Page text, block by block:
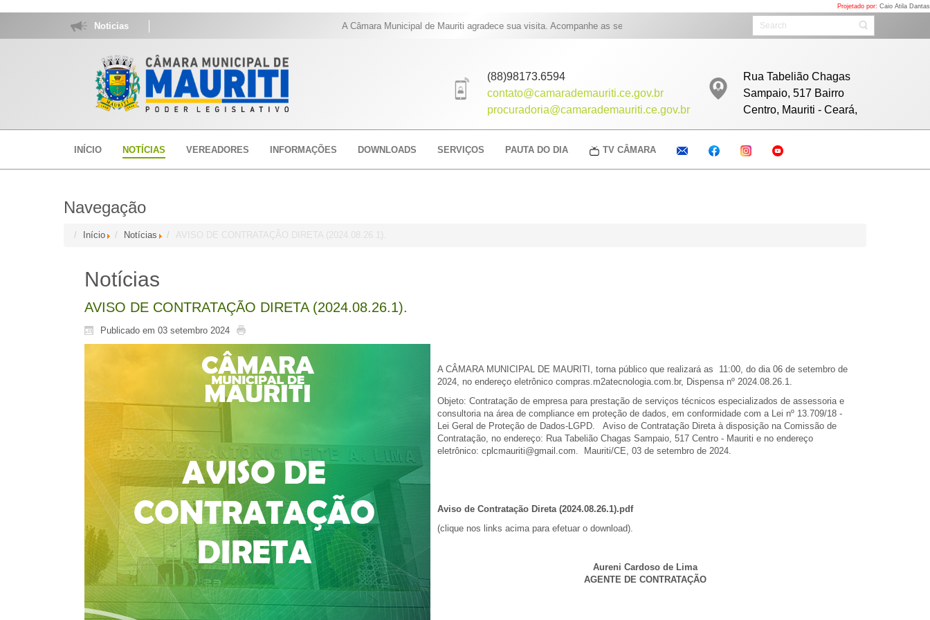
Projetado por: Caio Atila Dantas
Noticias A Câmara Municipal de Mauriti agradece sua visita. Acompanhe as sessões ao vivo todos as Sextas com início as 08h clicando aqui...
Rua Tabelião Chagas
Sampaio, 517 Bairro
Centro, Mauriti - Ceará,
(88)98173.6594
contato@camarademauriti.ce.gov.br
procuradoria@camarademauriti.ce.gov.br
INÍCIO NOTÍCIAS VEREADORES INFORMAÇÕES DOWNLOADS SERVIÇOS PAUTA DO DIA TV CÂMARA
Navegação
Início Notícias AVISO DE CONTRATAÇÃO DIRETA (2024.08.26.1).
Notícias
AVISO DE CONTRATAÇÃO DIRETA (2024.08.26.1).
Publicado em 03 setembro 2024
A CÂMARA MUNICIPAL DE MAURITI, torna público que realizará as 11:00, do dia 06 de setembro de
2024, no endereço eletrônico compras.m2atecnologia.com.br, Dispensa nº 2024.08.26.1.
Objeto: Contratação de empresa para prestação de serviços técnicos especializados de assessoria e
consultoria na área de compliance em proteção de dados, em conformidade com a Lei nº 13.709/18 -
Lei Geral de Proteção de Dados-LGPD. Aviso de Contratação Direta à disposição na Comissão de
Contratação, no endereço: Rua Tabelião Chagas Sampaio, 517 Centro - Mauriti e no endereço
eletrônico: cplcmauriti@gmail.com . Mauriti/CE, 03 de setembro de 2024.
Aviso de Contratação Direta (2024.08.26.1).pdf
(clique nos links acima para efetuar o download).
Aureni Cardoso de Lima
AGENTE DE CONTRATAÇÃO